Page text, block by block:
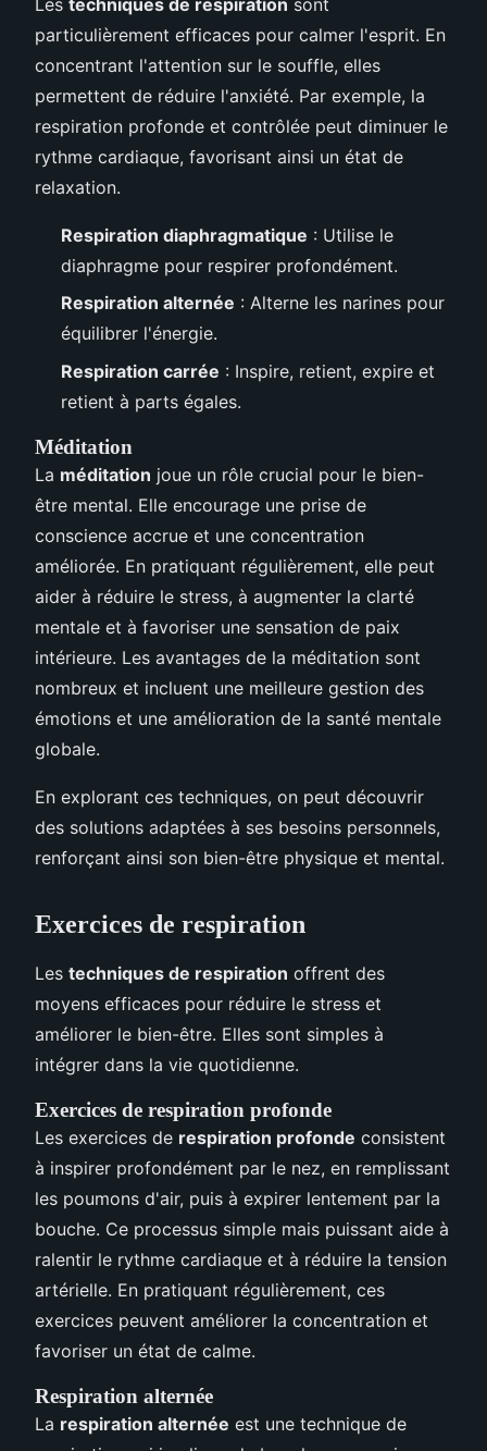
particulièrement efficaces pour calmer l'esprit. En
concentrant l'attention sur le souffle, elles
permettent de réduire l'anxiété. Par exemple, la
respiration profonde et contrôlée peut diminuer le
rythme cardiaque, favorisant ainsi un état de
relaxation.
Respiration diaphragmatique : Utilise le
diaphragme pour respirer profondément.
Respiration alternée : Alterne les narines pour
équilibrer l'énergie.
Respiration carrée : Inspire, retient, expire et
retient à parts égales.
Méditation
La méditation joue un rôle crucial pour le bien-
être mental. Elle encourage une prise de
conscience accrue et une concentration
améliorée. En pratiquant régulièrement, elle peut
aider à réduire le stress, à augmenter la clarté
mentale et à favoriser une sensation de paix
intérieure. Les avantages de la méditation sont
nombreux et incluent une meilleure gestion des
émotions et une amélioration de la santé mentale
globale.
En explorant ces techniques, on peut découvrir
des solutions adaptées à ses besoins personnels,
renforçant ainsi son bien-être physique et mental.
Exercices de respiration
Les techniques de respiration offrent des
moyens efficaces pour réduire le stress et
améliorer le bien-être. Elles sont simples à
intégrer dans la vie quotidienne.
Exercices de respiration profonde
Les exercices de respiration profonde consistent
à inspirer profondément par le nez, en remplissant
les poumons d'air, puis à expirer lentement par la
bouche. Ce processus simple mais puissant aide à
ralentir le rythme cardiaque et à réduire la tension
artérielle. En pratiquant régulièrement, ces
exercices peuvent améliorer la concentration et
favoriser un état de calme.
Respiration alternée
La respiration alternée est une technique de